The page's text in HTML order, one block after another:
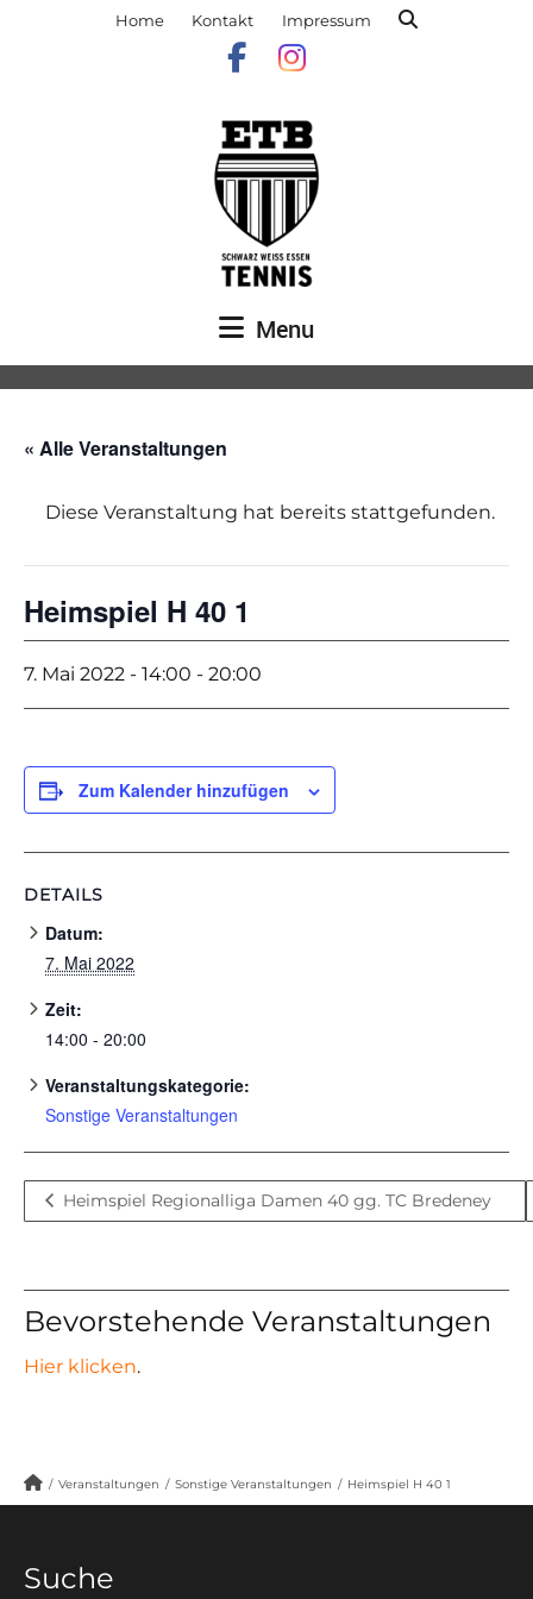
Home Kontakt Impressum
Menu
« Alle Veranstaltungen
Diese Veranstaltung hat bereits stattgefunden.
Heimspiel H 40 1
7. Mai 2022 - 14:00 - 20:00
Zum Kalender hinzufügen
DETAILS
Datum:
7. Mai 2022
Zeit:
14:00 - 20:00
Veranstaltungskategorie:
Sonstige Veranstaltungen
Heimspiel Regionalliga Damen 40 gg. TC Bredeney
Bevorstehende Veranstaltungen
Hier klicken.
/ Veranstaltungen / Sonstige Veranstaltungen / Heimspiel H 40 1
Suche